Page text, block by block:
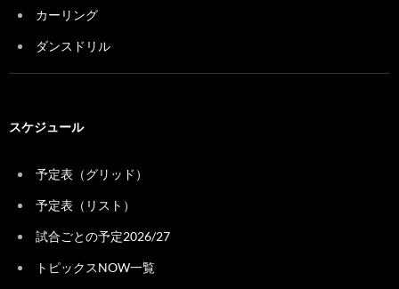
カーリング
ダンスドリル
スケジュール
予定表（グリッド）
予定表（リスト）
試合ごとの予定2026/27
トピックスNOW一覧